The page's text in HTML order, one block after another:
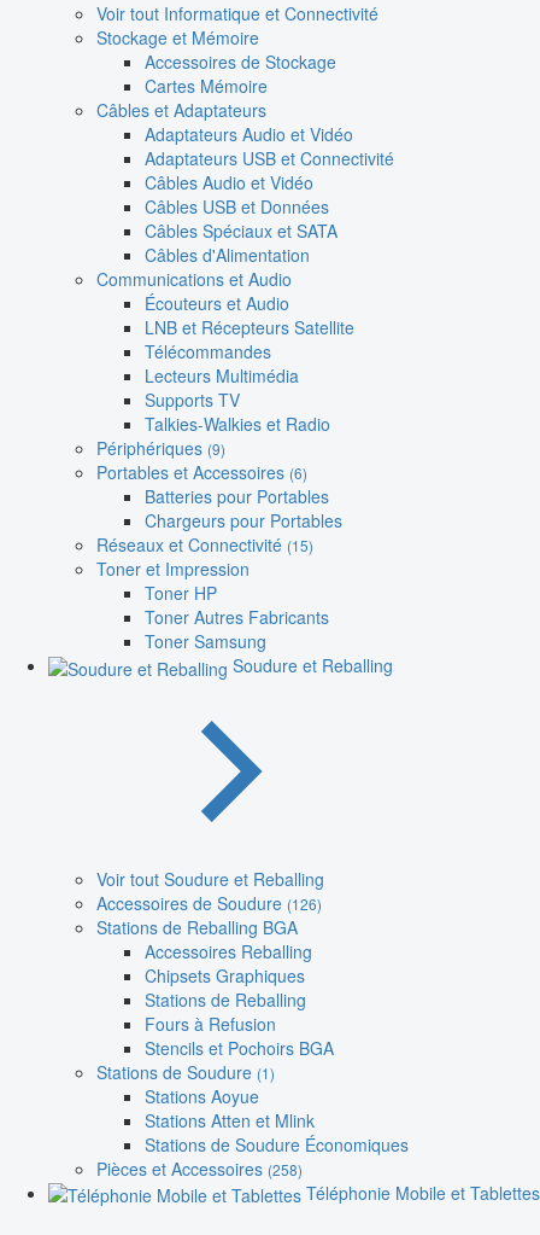
Voir tout Informatique et Connectivité
Stockage et Mémoire
Accessoires de Stockage
Cartes Mémoire
Câbles et Adaptateurs
Adaptateurs Audio et Vidéo
Adaptateurs USB et Connectivité
Câbles Audio et Vidéo
Câbles USB et Données
Câbles Spéciaux et SATA
Câbles d'Alimentation
Communications et Audio
Écouteurs et Audio
LNB et Récepteurs Satellite
Télécommandes
Lecteurs Multimédia
Supports TV
Talkies-Walkies et Radio
Périphériques (9)
Portables et Accessoires (6)
Batteries pour Portables
Chargeurs pour Portables
Réseaux et Connectivité (15)
Toner et Impression
Toner HP
Toner Autres Fabricants
Toner Samsung
Soudure et Reballing
Voir tout Soudure et Reballing
Accessoires de Soudure (126)
Stations de Reballing BGA
Accessoires Reballing
Chipsets Graphiques
Stations de Reballing
Fours à Refusion
Stencils et Pochoirs BGA
Stations de Soudure (1)
Stations Aoyue
Stations Atten et Mlink
Stations de Soudure Économiques
Pièces et Accessoires (258)
Téléphonie Mobile et Tablettes